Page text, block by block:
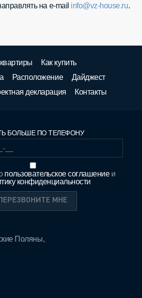
на e-mail info@vz-house.ru.
Как купить
Расположение
Дайджест
декларация Контакты
Поляны,
БОЛЬШЕ ПО ТЕЛЕФОНУ
пользовательское соглашениеи
конфиденциальности